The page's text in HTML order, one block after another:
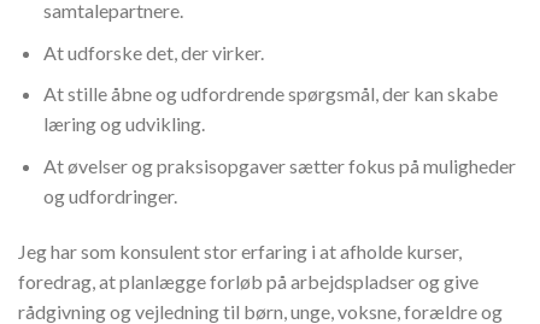
samtalepartnere.
At udforske det, der virker.
At stille åbne og udfordrende spørgsmål, der kan skabe
læring og udvikling.
At øvelser og praksisopgaver sætter fokus på muligheder
og udfordringer.
Jeg har som konsulent stor erfaring i at afholde kurser,
foredrag, at planlægge forløb på arbejdspladser og give
rådgivning og vejledning til børn, unge, voksne, forældre og